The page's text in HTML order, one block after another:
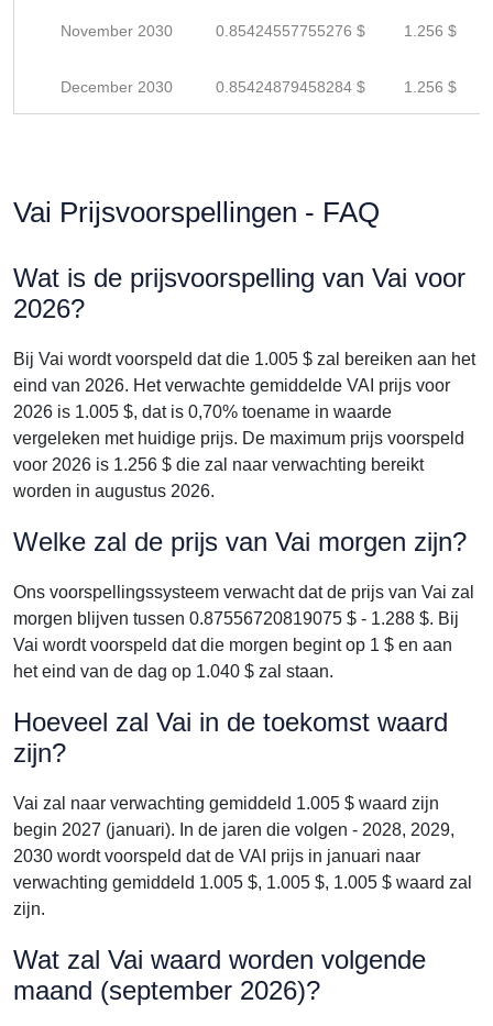
November 2030 0.85424557755276 $ 1.256 $
December 2030 0.85424879458284 $ 1.256 $
Vai Prijsvoorspellingen - FAQ
Wat is de prijsvoorspelling van Vai voor
2026?
Bij Vai wordt voorspeld dat die 1.005 $ zal bereiken aan het
eind van 2026. Het verwachte gemiddelde VAI prijs voor
2026 is 1.005 $, dat is 0,70% toename in waarde
vergeleken met huidige prijs. De maximum prijs voorspeld
voor 2026 is 1.256 $ die zal naar verwachting bereikt
worden in augustus 2026.
Welke zal de prijs van Vai morgen zijn?
Ons voorspellingssysteem verwacht dat de prijs van Vai zal
morgen blijven tussen 0.87556720819075 $ - 1.288 $. Bij
Vai wordt voorspeld dat die morgen begint op 1 $ en aan
het eind van de dag op 1.040 $ zal staan.
Hoeveel zal Vai in de toekomst waard
zijn?
Vai zal naar verwachting gemiddeld 1.005 $ waard zijn
begin 2027 (januari). In de jaren die volgen - 2028, 2029,
2030 wordt voorspeld dat de VAI prijs in januari naar
verwachting gemiddeld 1.005 $, 1.005 $, 1.005 $ waard zal
zijn.
Wat zal Vai waard worden volgende
maand (september 2026)?